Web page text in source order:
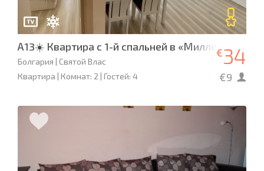
А13☀️ Квартира с 1-й спальней в «Миллениуме 2»
Болгария | Святой Влас
Квартира | Комнат: 2 | Гостей: 4
€34
€9